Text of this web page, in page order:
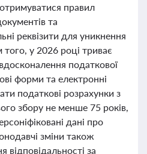
правил
та
реквізити для уникнення
у 2026 році триває
податкової
форми та електронні
податкові розрахунки з
збору не менше 75 років,
дані про
зміни також
за